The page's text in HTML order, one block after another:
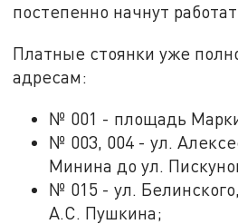
постепенно начнут
Платные стоянки уже
адресам:
№ 001 - площадь
№ 003, 004 - ул.
Минина до ул.
№ 015 - ул.
А.С. Пушкина;